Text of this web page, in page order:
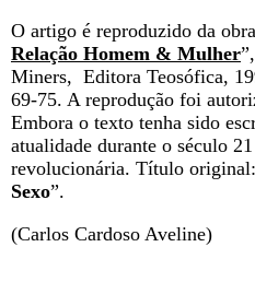
O artigo é reproduzido da
Relação Homem & Mulher
Miners, Editora Teosófica,
69-75. A reprodução foi
Embora o texto tenha sido
atualidade durante o século
revolucionária. Título
Sexo”.
(Carlos Cardoso Aveline)